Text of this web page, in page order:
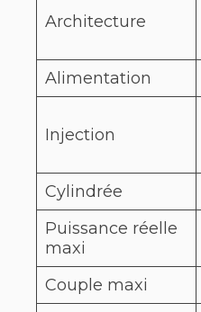
Architecture
Alimentation
Injection
Cylindrée
Puissance réelle
maxi
Couple maxi